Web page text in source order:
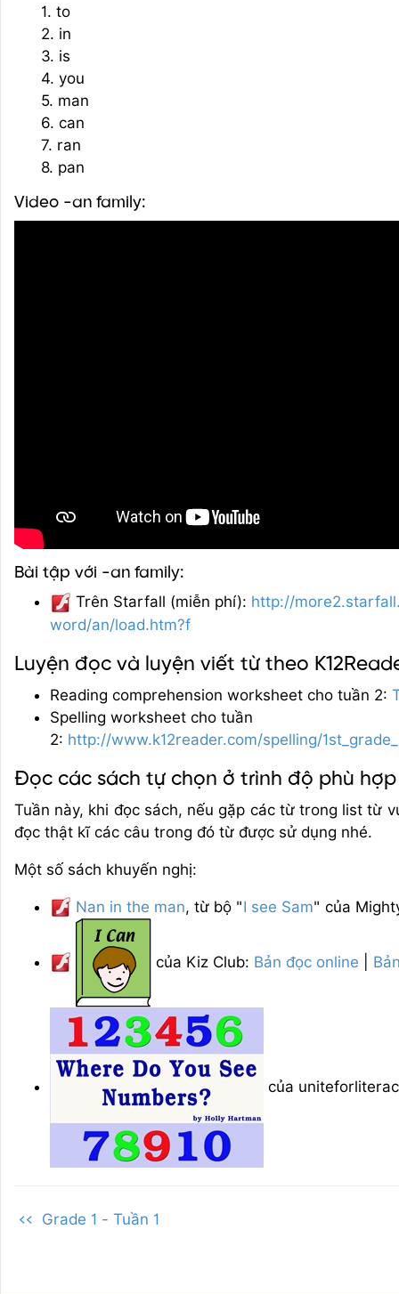
1. to
2. in
3. is
4. you
5. man
6. can
7. ran
8. pan
Video -an family:
Bài tập với -an family:
Trên Starfall (miễn phí): http://
word/an/load.htm?f
Luyện đọc và luyện viết từ theo
Reading comprehension worksheet cho tuần 2:
Spelling worksheet cho tuần
2: http://www.k12reader.com/spelling/
Đọc các sách tự chọn ở trình độ phù hợp
Tuần này, khi đọc sách, nếu gặp các từ trong list từ
đọc thật kĩ các câu trong đó từ được sử dụng nhé.
Một số sách khuyến nghị:
Nan in the man, từ bộ "I see Sam" của
của Kiz Club: Bản đọc online
của
<< Grade 1 - Tuần 1